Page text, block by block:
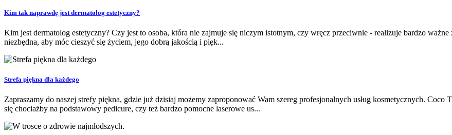
Kim tak naprawdę jest dermatolog estetyczny?
Kim jest dermatolog estetyczny? Czy jest to osoba, która nie zajmuje się niczym istotnym, czy wręcz przeciwnie - realizuje bardzo
niezbędna, aby móc cieszyć się życiem, jego dobrą jakością i pięk...
Strefa piękna dla każdego
Zapraszamy do naszej strefy piękna, gdzie już dzisiaj możemy zaproponować Wam szereg profesjonalnych usług kosmetycznych.
się chociażby na podstawowy pedicure, czy też bardzo pomocne laserowe us...